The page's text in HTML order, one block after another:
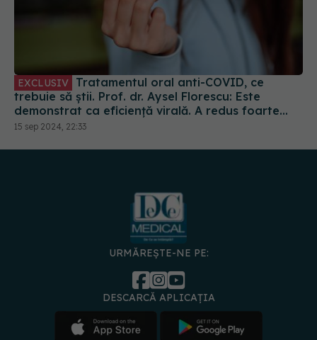
trebuie să știi. Prof. dr. Aysel Florescu: Este
demonstrat ca eficiență virală. A redus foarte
mult riscul de spitalizare
15 sep 2024, 22:33
URMĂREȘTE-NE PE:
DESCARCĂ APLICAȚIA